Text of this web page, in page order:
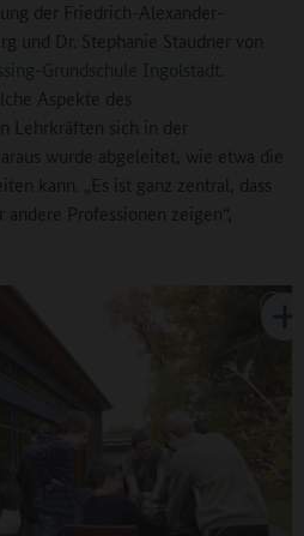
der Friedrich-Alexander-
und Dr. Stephanie Staudner von
Grundschule Ingolstadt
Aspekte des
Lehrkräften sich in der
wurde abgeleitet, wie etwa die
kann. „Es ist ganz zentral, dass
Professionen zeigen“,